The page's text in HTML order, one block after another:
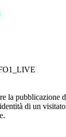
la pubblicazione
di un